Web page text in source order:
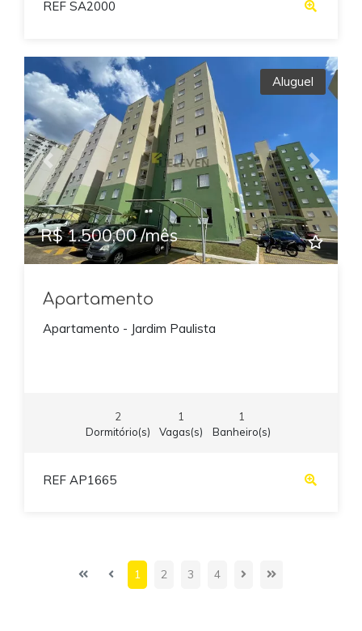
REF SA2000
Previous Next
Aluguel
R$ 1.500,00 /mês
Apartamento
Apartamento - Jardim Paulista
2
Dormitório(s)
1
Vagas(s)
1
Banheiro(s)
REF AP1665
1 2 3 4